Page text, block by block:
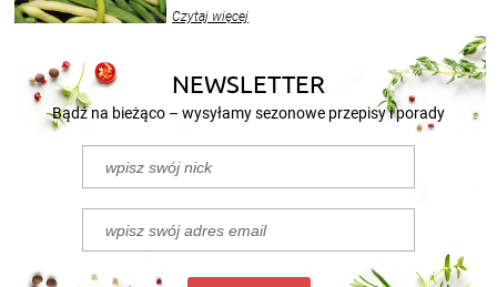
nasze propozycje!
Czytaj więcej
NEWSLETTER
Bądź na bieżąco – wysyłamy sezonowe przepisy i porady